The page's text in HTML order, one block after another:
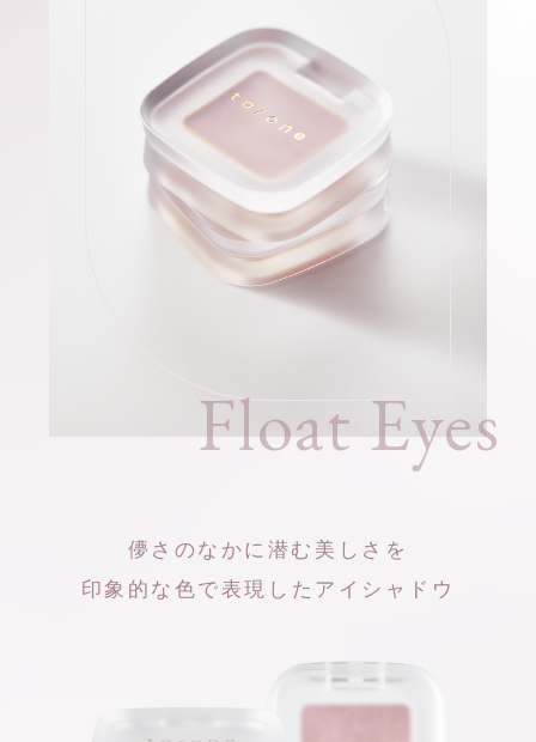
Float Eyes
儚さのなかに潜む美しさを
印象的な色で表現したアイシャドウ